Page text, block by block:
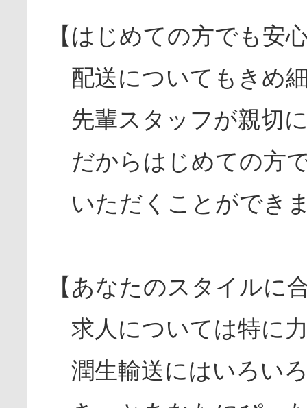
【はじめての方でも安
配送についてもきめ
先輩スタッフが親切
だからはじめての方
いただくことができ
【あなたのスタイルに
求人については特に
潤生輸送にはいろい